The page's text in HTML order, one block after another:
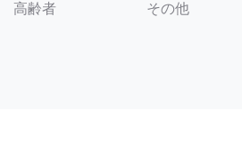
高齢者 その他